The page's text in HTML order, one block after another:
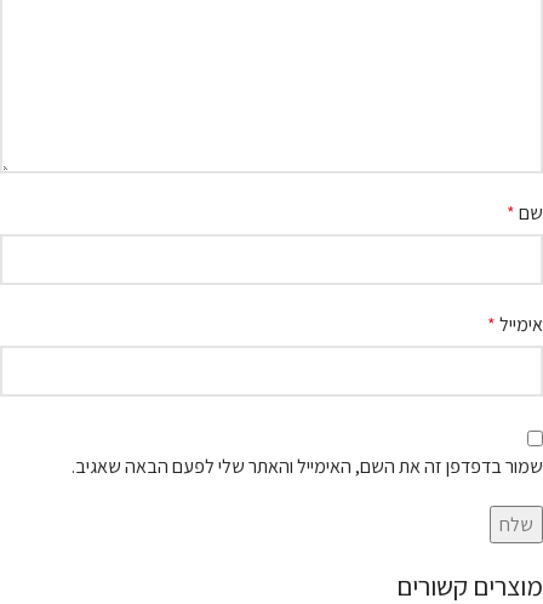
שם*
אימייל*
שמור בדפדפן זה את השם, האימייל והאתר שלי לפעם הבאה שאגיב.
מוצרים קשורים